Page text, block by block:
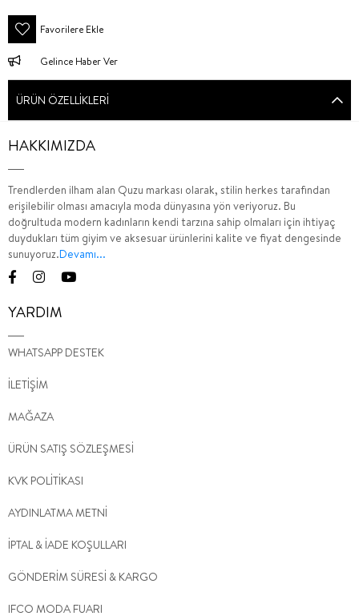
Favorilere Ekle
Gelince Haber Ver
ÜRÜN ÖZELLIKLERI
HAKKIMIZDA
Trendlerden ilham alan Quzu markası olarak, stilin herkes tarafından
erişilebilir olması amacıyla moda dünyasına yön veriyoruz. Bu
doğrultuda modern kadınların kendi tarzına sahip olmaları için ihtiyaç
duydukları tüm giyim ve aksesuar ürünlerini kalite ve fiyat dengesinde
sunuyoruz.Devamı...
YARDIM
WHATSAPP DESTEK
İLETİŞİM
MAĞAZA
ÜRÜN SATIŞ SÖZLEŞMESİ
KVK POLİTİKASI
AYDINLATMA METNİ
İPTAL & İADE KOŞULLARI
GÖNDERİM SÜRESİ & KARGO
IFCO MODA FUARI